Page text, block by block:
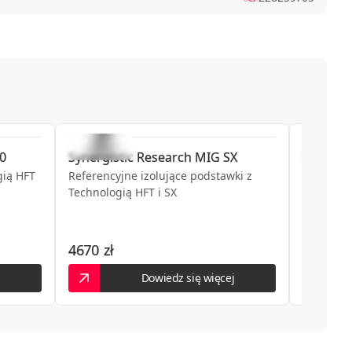
Tadeusza 6
Władysława Sikorskiego 120
343680588
HFT
Synergistic Research MIG SX
Referencyjne izolujące podstawki z
Technologią HFT i SX
4670 zł
Dowiedz się więcej